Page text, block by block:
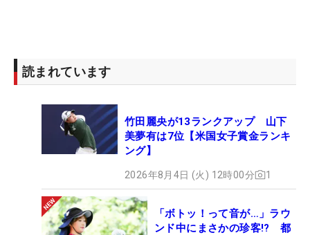
【最終結果】
優勝：リディア・コ(-15)＠アマ
ブリタニー・リンシコム
3位T：キャロライン・ヘドウォル(-9)
5位T：ステイシー・パラマナス(-8)
キム・インキョン (-8)
7位T：キャロライン・マッソン(-7)
7位T：スーザン・ペターセン (-7)
9位：ゲリナ・ピラー(-6)
読まれています
竹田麗央が13ランクアップ 山下
美夢有は7位【米国女子賞金ランキ
ング】
2026年8月4日 (火) 12時00分 1
「ボトッ！って音が…」ラウ
ンド中にまさかの珍客!? 都